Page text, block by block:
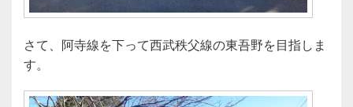
さて、阿寺線を下って西武秩父線の東吾野を目指しま
す。